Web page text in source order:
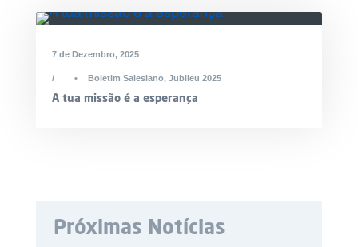
7 de Dezembro, 2025
• Boletim Salesiano, Jubileu 2025
A tua missão é a esperança
Próximas Notícias